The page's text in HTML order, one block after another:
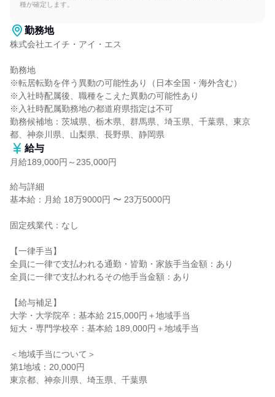
種が確定します。
勤務地
株式会社エイチ・アイ・エス
勤務地
※転居転勤を伴う異動の可能性あり（日本全国・海外含む）
※入社時配属後、職種をこえた異動の可能性あり
※入社時配属勤務地の都道府県指定は不可
勤務候補地：茨城県、栃木県、群馬県、埼玉県、千葉県、東京
都、神奈川県、山梨県、長野県、静岡県
給与
月給189,000円～235,000円
給与詳細
基本給：月給 18万9000円 〜 23万5000円
固定残業代：なし
【一律手当】
全員に一律で支払われる通勤・皆勤・家族手当金額：あり
全員に一律で支払われるその他手当金額：あり
【給与補足】
大学・大学院卒：基本給 215,000円＋地域手当
短大・専門学校卒：基本給 189,000円＋地域手当
＜地域手当について＞
第1地域：20,000円
東京都、神奈川県、埼玉県、千葉県